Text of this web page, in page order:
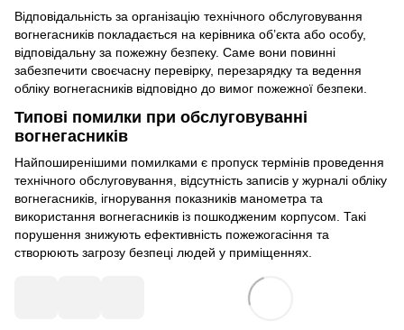
Відповідальність за організацію технічного обслуговування
вогнегасників покладається на керівника об’єкта або особу,
відповідальну за пожежну безпеку. Саме вони повинні
забезпечити своєчасну перевірку, перезарядку та ведення
обліку вогнегасників відповідно до вимог пожежної безпеки.
Типові помилки при обслуговуванні
вогнегасників
Найпоширенішими помилками є пропуск термінів проведення
технічного обслуговування, відсутність записів у журналі обліку
вогнегасників, ігнорування показників манометра та
використання вогнегасників із пошкодженим корпусом. Такі
порушення знижують ефективність пожежогасіння та
створюють загрозу безпеці людей у приміщеннях.